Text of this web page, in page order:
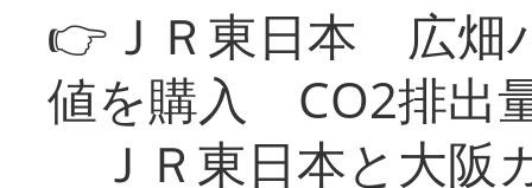
👉ＪＲ東日本 広畑
値を購入 CO2排出
ＪＲ東日本と大阪